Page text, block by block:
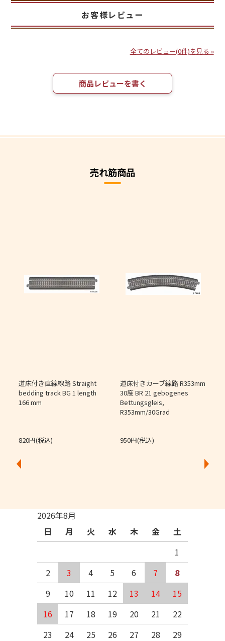
お客様レビュー
全てのレビュー(0件)を見る »
商品レビューを書く
売れ筋商品
道床付き直線線路 Straight
bedding track BG 1 length
166 mm
820円(税込)
道床付きカーブ線路 R353mm
30度 BR 21 gebogenes
Bettungsgleis,
R353mm/30Grad
950円(税込)
2026年8月
日
月 火 水 木 金
土
1
2
3 4 5 6 7
8
9
10 11 12 13 14
15
16
17 18 19 20 21
22
23
24 25 26 27 28 29